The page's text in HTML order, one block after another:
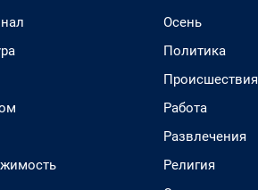
Осень
Политика
Происшествия
Работа
Развлечения
Религия